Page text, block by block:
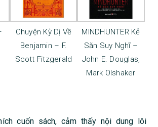
Chuyện Kỳ Dị Về
Benjamin – F.
Scott Fitzgerald
MINDHUNTER Kẻ
Săn Suy Nghĩ –
John E. Douglas,
Mark Olshaker
cuốn sách, cảm thấy nội dung lôi